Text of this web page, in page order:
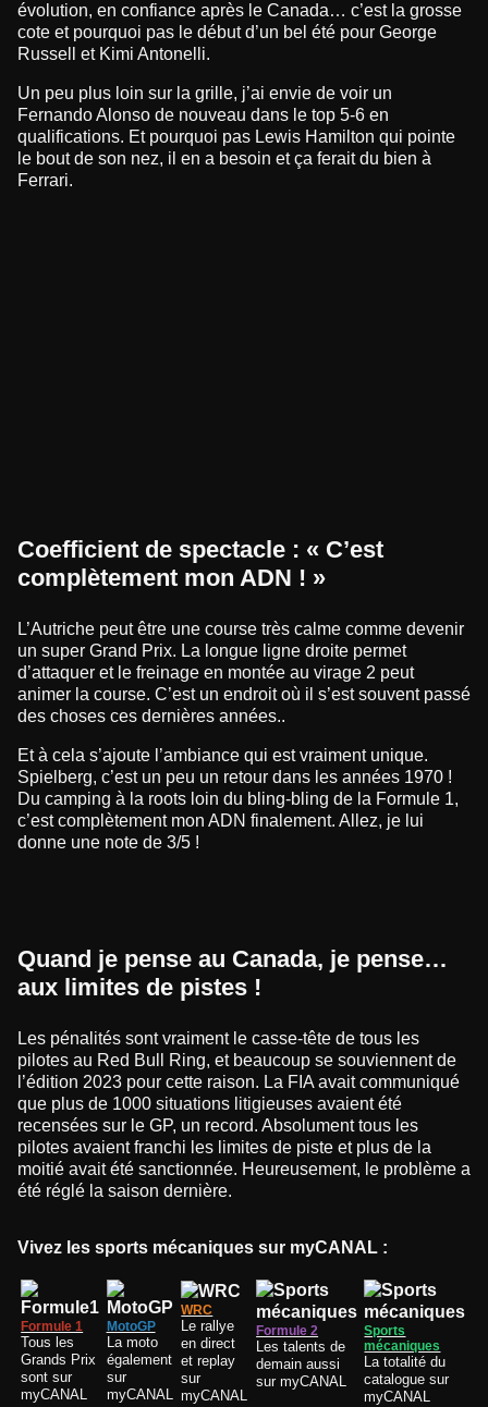
évolution, en confiance après le Canada… c’est la grosse
cote et pourquoi pas le début d’un bel été pour George
Russell et Kimi Antonelli.
Un peu plus loin sur la grille, j’ai envie de voir un
Fernando Alonso de nouveau dans le top 5-6 en
qualifications. Et pourquoi pas Lewis Hamilton qui pointe
le bout de son nez, il en a besoin et ça ferait du bien à
Ferrari.
Coefficient de spectacle : « C’est
complètement mon ADN ! »
L’Autriche peut être une course très calme comme devenir
un super Grand Prix. La longue ligne droite permet
d’attaquer et le freinage en montée au virage 2 peut
animer la course. C’est un endroit où il s’est souvent passé
des choses ces dernières années..
Et à cela s’ajoute l’ambiance qui est vraiment unique.
Spielberg, c’est un peu un retour dans les années 1970 !
Du camping à la roots loin du bling-bling de la Formule 1,
c’est complètement mon ADN finalement. Allez, je lui
donne une note de 3/5 !
Quand je pense au Canada, je pense…
aux limites de pistes !
Les pénalités sont vraiment le casse-tête de tous les
pilotes au Red Bull Ring, et beaucoup se souviennent de
l’édition 2023 pour cette raison. La FIA avait communiqué
que plus de 1000 situations litigieuses avaient été
recensées sur le GP, un record. Absolument tous les
pilotes avaient franchi les limites de piste et plus de la
moitié avait été sanctionnée. Heureusement, le problème a
été réglé la saison dernière.
Vivez les sports mécaniques sur myCANAL :
Formule 1
Tous les
Grands Prix
sont sur
myCANAL
MotoGP
La moto
également
sur
myCANAL
WRC
Le rallye
en direct
et replay
sur
myCANAL
Formule 2
Les talents de
demain aussi
sur myCANAL
Sports
mécaniques
La totalité du
catalogue sur
myCANAL